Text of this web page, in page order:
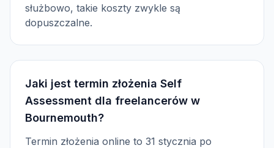
służbowo, takie koszty zwykle są
dopuszczalne.
Jaki jest termin złożenia Self
Assessment dla freelancerów w
Bournemouth?
Termin złożenia online to 31 stycznia po